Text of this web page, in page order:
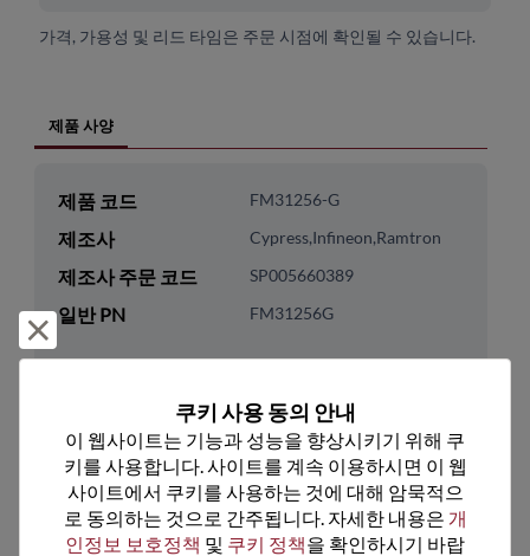
가격, 가용성 및 리드 타임은 주문 시점에 확인될 수 있습니다.
제품 사양
제품 코드 FM31256-G
제조사 Cypress,Infineon,Ramtron
제조사 주문 코드 SP005660389
일반 PN FM31256G
PD_351_25
마지막 구매 5-31-2026
패키지 유형 PG-DSO-14
패키지 핀 수 14
거부 및 닫기
쿠키 사용 동의 안내
이 웹사이트는 기능과 성능을 향상시키기 위해 쿠
키를 사용합니다. 사이트를 계속 이용하시면 이 웹
사이트에서 쿠키를 사용하는 것에 대해 암묵적으
로 동의하는 것으로 간주됩니다. 자세한 내용은 개
인정보 보호정책 및 쿠키 정책을 확인하시기 바랍